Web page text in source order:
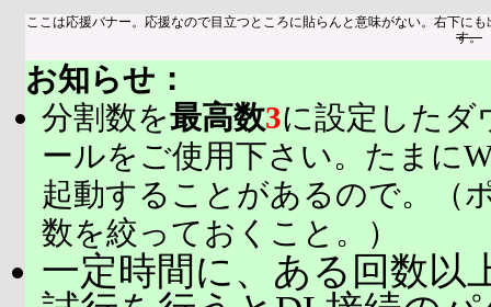
ここは応援バナー。応援なので目立つところに貼らんと意味がない。右下に
す。
お知らせ：
分割数を最高数3に設定したダ
ールをご使用下さい。たまに
起動することがあるので。（
数を絞っておくこと。）
一定時間に、ある回数以